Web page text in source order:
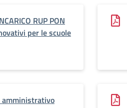
RUP PON
per le scuole
amministrativo